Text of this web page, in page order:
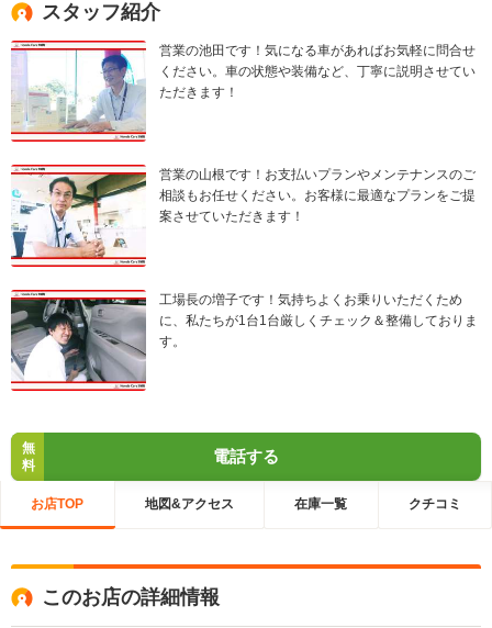
スタッフ紹介
営業の池田です！気になる車があればお気軽に問合せ
ください。車の状態や装備など、丁寧に説明させてい
ただきます！
営業の山根です！お支払いプランやメンテナンスのご
相談もお任せください。お客様に最適なプランをご提
案させていただきます！
工場長の増子です！気持ちよくお乗りいただくため
に、私たちが1台1台厳しくチェック＆整備しておりま
す。
無
料
電話する
お店TOP 地図&アクセス 在庫一覧 クチコミ
このお店の詳細情報